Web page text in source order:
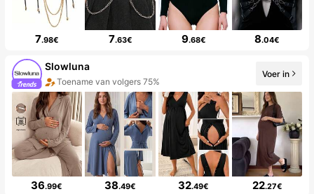
7.98€ 7.63€ 9.68€ 8.04€
Slowluna
Toename van volgers 75%
Voer in
36.99€ 38.49€ 32.49€ 22.27€